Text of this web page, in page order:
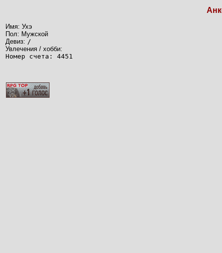
Имя: Ухэ
Пол: Мужской
Девиз: /
Увлечения / хобби:
Номер счета: 4451